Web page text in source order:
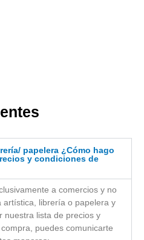
papelera ¿Cómo hago
y condiciones de
a comercios y no
artística, librería o papelera y
nuestra lista de precios y
puedes comunicarte